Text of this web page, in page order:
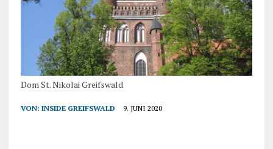
Dom St. Nikolai Greifswald
VON: INSIDE GREIFSWALD 9. JUNI 2020